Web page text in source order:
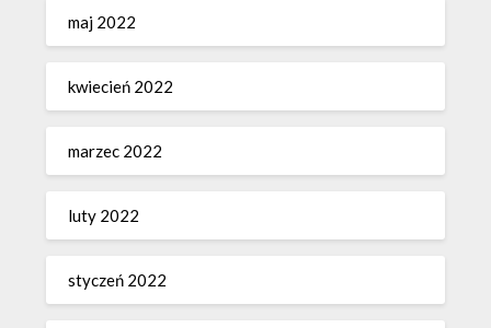
maj 2022
kwiecień 2022
marzec 2022
luty 2022
styczeń 2022